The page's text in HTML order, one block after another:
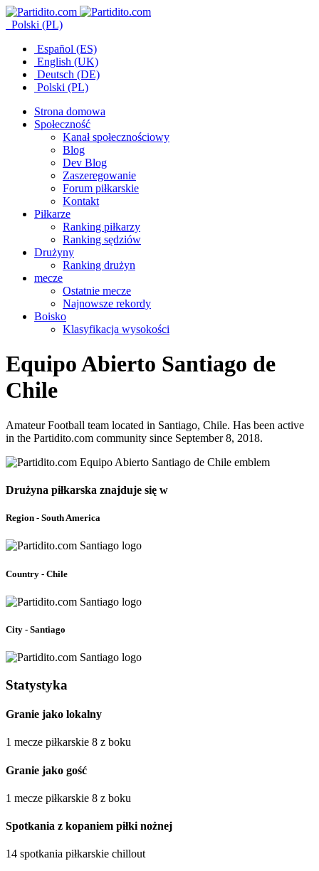
Polski (PL)
Español (ES)
English (UK)
Deutsch (DE)
Polski (PL)
Strona domowa
Społeczność
Kanał społecznościowy
Blog
Dev Blog
Zaszeregowanie
Forum piłkarskie
Kontakt
Piłkarze
Ranking piłkarzy
Ranking sędziów
Drużyny
Ranking drużyn
mecze
Ostatnie mecze
Najnowsze rekordy
Boisko
Klasyfikacja wysokości
Equipo Abierto Santiago de
Chile
Amateur Football team located in Santiago, Chile. Has been active
in the Partidito.com community since September 8, 2018.
Drużyna piłkarska znajduje się w
Region - South America
Country - Chile
City - Santiago
Statystyka
Granie jako lokalny
1 mecze piłkarskie 8 z boku
Granie jako gość
1 mecze piłkarskie 8 z boku
Spotkania z kopaniem piłki nożnej
14 spotkania piłkarskie chillout